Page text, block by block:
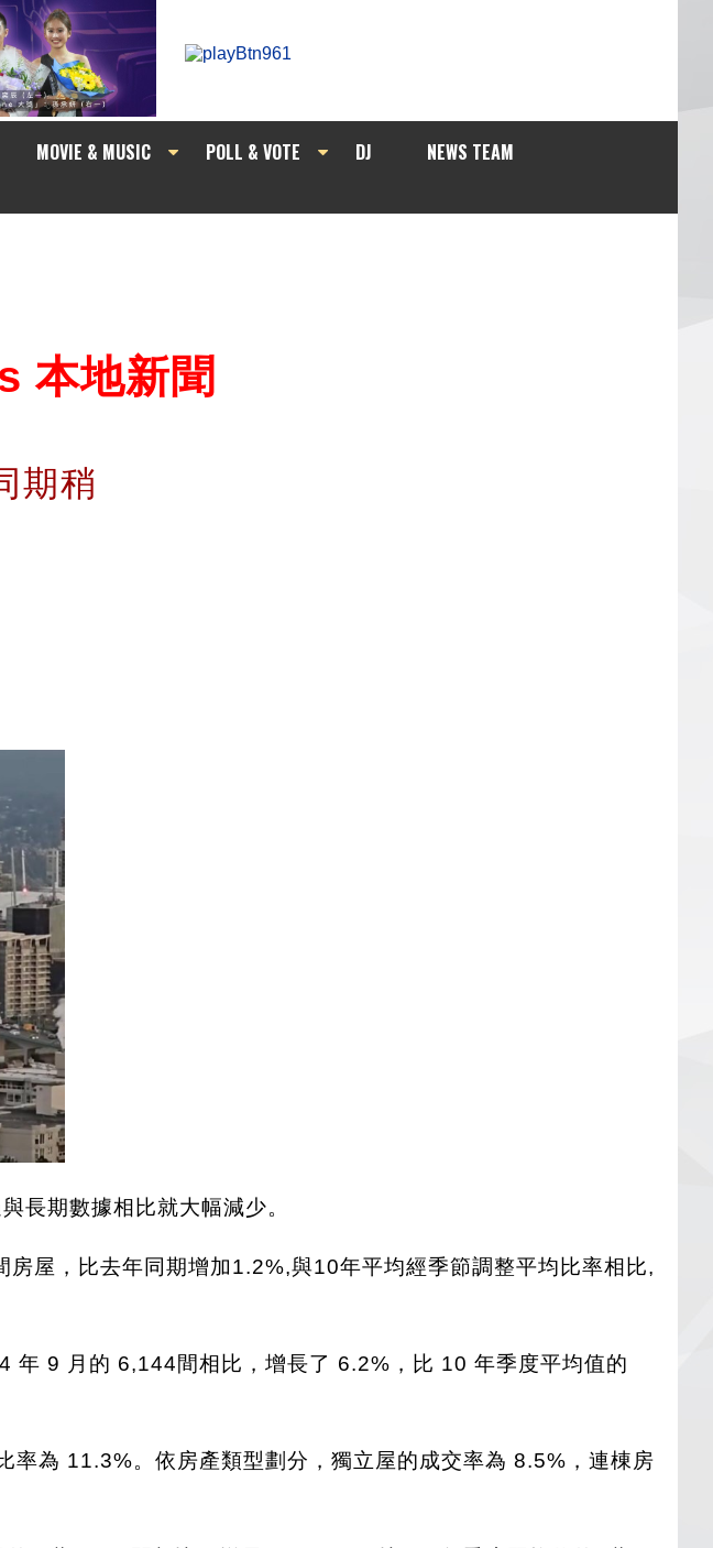
MOVIE & MUSIC POLL & VOTE DJ
NEWS TEAM
本地新聞
期稍
長期數據相比就大幅減少。
屋，比去年同期增加1.2%,與10年平均經季節調整平均比率相比,
年 9 月的 6,144間相比，增長了 6.2%，比 10 年季度平均值的
為 11.3%。依房產類型劃分，獨立屋的成交率為 8.5%，連棟房